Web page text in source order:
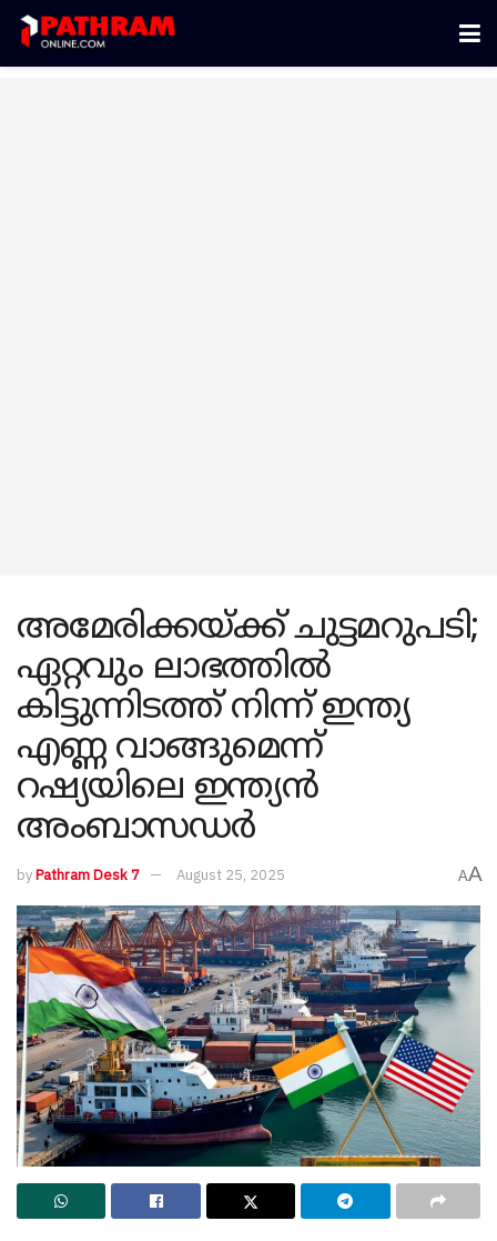
അമേരിക്കയ്ക്ക് ചുട്ടമറുപടി;
ഏറ്റവും ലാഭത്തിൽ
കിട്ടുന്നിടത്ത് നിന്ന് ഇന്ത്യ
എണ്ണ വാങ്ങുമെന്ന്
റഷ്യയിലെ ഇന്ത്യൻ
അംബാസഡർ
byPathram Desk 7 August 25, 2025 AA